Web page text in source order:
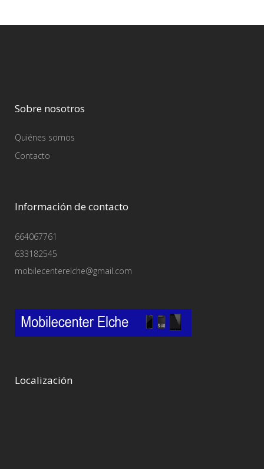
Sobre nosotros
Quiénes somos
Contacto
Información de contacto
664067761
633182545
mobilecenterelche@gmail.com
Localización